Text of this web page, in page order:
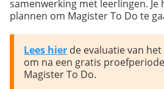
samenwerking met leerlingen.
plannen om Magister To Do te
Lees hier de evaluatie van
om na een gratis
Magister To Do.